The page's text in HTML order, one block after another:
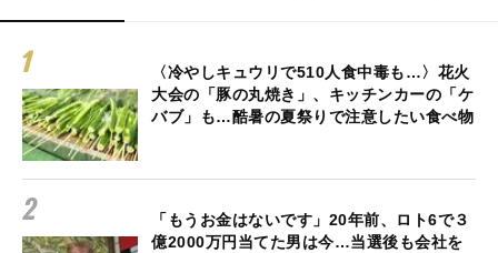
〈冷やしキュウリで510人食中毒も…〉花火
大会の「豚の丸焼き」、キッチンカーの「ケ
バブ」も…酷暑の夏祭りで注意したい食べ物
「もうお金はないです」20年前、ロト6で３
億2000万円当てた男は今…当選後も会社を